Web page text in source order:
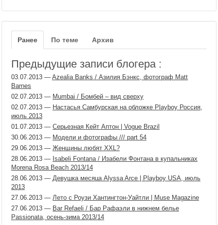
Ранее По теме Архив
Предыдущие записи блогера :
03.07.2013 — Azealia Banks / Азилия Бэнкс, фотограф Matt
Barnes
02.07.2013 — Mumbai / Бомбей – вид сверху
02.07.2013 — Настасья Самбурская на обложке Playboy Россия,
июль 2013
01.07.2013 — Серьезная Кейт Аптон | Vogue Brazil
30.06.2013 — Модели и фотографы /// part 54
29.06.2013 — Женщины любят XXL?
28.06.2013 — Isabeli Fontana / Изабели Фонтана в купальниках
Morena Rosa Beach 2013/14
28.06.2013 — Девушка месяца Alyssa Arce | Playboy USA, июль
2013
27.06.2013 — Лето с Роузи Хантингтон-Уайтли | Muse Magazine
27.06.2013 — Bar Refaeli / Бар Рафаэли в нижнем белье
Passionata, осень-зима 2013/14